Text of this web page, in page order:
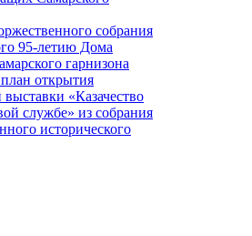
собрания
95-летию Дома
гарнизона
открытия
«Казачество
службе» из собрания
исторического